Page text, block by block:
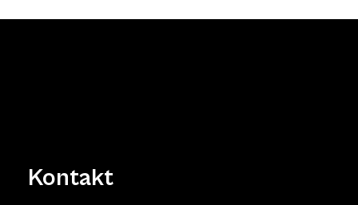
Kontakt